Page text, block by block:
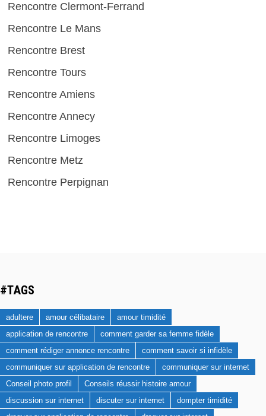
Rencontre Clermont-Ferrand
Rencontre Le Mans
Rencontre Brest
Rencontre Tours
Rencontre Amiens
Rencontre Annecy
Rencontre Limoges
Rencontre Metz
Rencontre Perpignan
#TAGS
adultere amour célibataire
amour timidité
application de rencontre
comment garder sa femme fidèle
comment rédiger annonce rencontre
comment savoir si infidèle
communiquer sur application de rencontre
communiquer sur internet
Conseil photo profil
Conseils réussir histoire amour
discussion sur internet
discuter sur internet
dompter timidité